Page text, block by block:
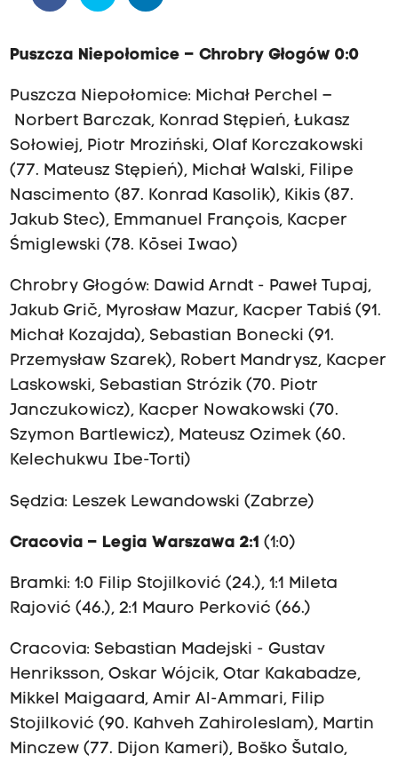
Puszcza Niepołomice – Chrobry Głogów 0:0
Puszcza Niepołomice: Michał Perchel –
Norbert Barczak, Konrad Stępień, Łukasz
Sołowiej, Piotr Mroziński, Olaf Korczakowski
(77. Mateusz Stępień), Michał Walski, Filipe
Nascimento (87. Konrad Kasolik), Kikis (87.
Jakub Stec), Emmanuel François, Kacper
Śmiglewski (78. Kōsei Iwao)
Chrobry Głogów: Dawid Arndt - Paweł Tupaj,
Jakub Grič, Myrosław Mazur, Kacper Tabiś (91.
Michał Kozajda), Sebastian Bonecki (91.
Przemysław Szarek), Robert Mandrysz, Kacper
Laskowski, Sebastian Strózik (70. Piotr
Janczukowicz), Kacper Nowakowski (70.
Szymon Bartlewicz), Mateusz Ozimek (60.
Kelechukwu Ibe-Torti)
Sędzia: Leszek Lewandowski (Zabrze)
Cracovia – Legia Warszawa 2:1 (1:0)
Bramki: 1:0 Filip Stojilković (24.), 1:1 Mileta
Rajović (46.), 2:1 Mauro Perković (66.)
Cracovia: Sebastian Madejski - Gustav
Henriksson, Oskar Wójcik, Otar Kakabadze,
Mikkel Maigaard, Amir Al-Ammari, Filip
Stojilković (90. Kahveh Zahiroleslam), Martin
Minczew (77. Dijon Kameri), Boško Šutalo,